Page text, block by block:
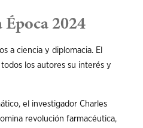
Época 2024
a ciencia y diplomacia. El
los autores su interés y
el investigador Charles
revolución farmacéutica,